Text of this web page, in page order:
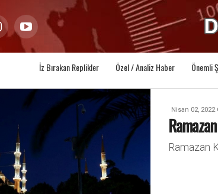
İz Bırakan Replikler Özel / Analiz Haber Önemli
Nisan 02,
Ramazan